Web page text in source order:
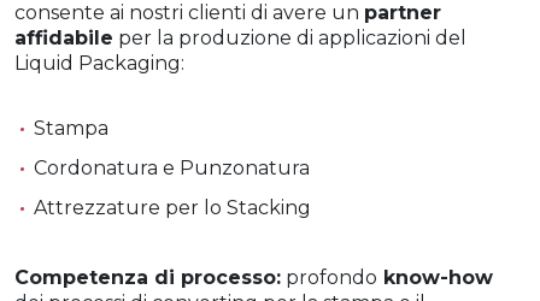
consente ai nostri clienti di avere un partner
affidabile per la produzione di applicazioni del
Liquid Packaging:
Stampa
Cordonatura e Punzonatura
Attrezzature per lo Stacking
Competenza di processo: profondo know-how